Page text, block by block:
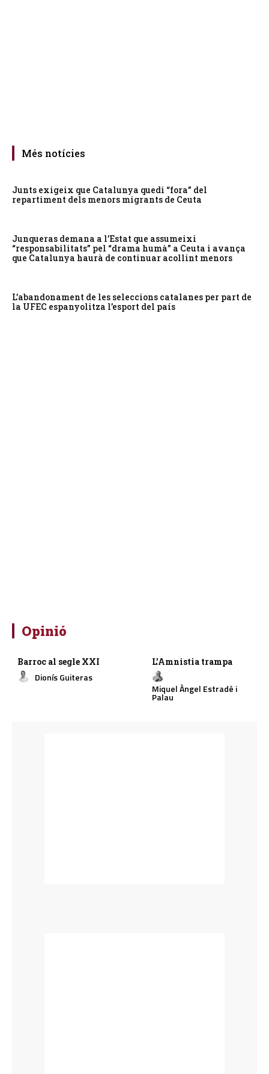
Més notícies
Junts exigeix que Catalunya quedi “fora” del
repartiment dels menors migrants de Ceuta
Junqueras demana a l’Estat que assumeixi
“responsabilitats” pel “drama humà” a Ceuta i avança
que Catalunya haurà de continuar acollint menors
L’abandonament de les seleccions catalanes per part de
la UFEC espanyolitza l’esport del país
Opinió
Barroc al segle XXI
Dionís Guiteras
L’Amnistia trampa
Miquel Àngel Estradé i
Palau